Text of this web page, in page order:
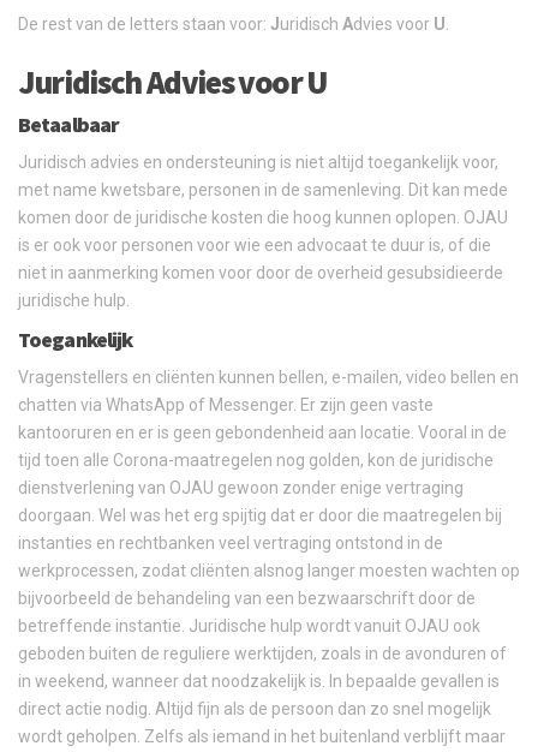
De rest van de letters staan voor: Juridisch Advies voor U
Juridisch Advies voor U
Betaalbaar
Juridisch advies en ondersteuning is niet altijd toegankelijk voor,
met name kwetsbare, personen in de samenleving. Dit kan mede
komen door de juridische kosten die hoog kunnen oplopen. OJAU
is er ook voor personen voor wie een advocaat te duur is, of die
niet in aanmerking komen voor door de overheid gesubsidieerde
juridische hulp.
Toegankelijk
Vragenstellers en cliënten kunnen bellen, e-mailen, video bellen en
chatten via WhatsApp of Messenger. Er zijn geen vaste
kantooruren en er is geen gebondenheid aan locatie. Vooral in de
tijd toen alle Corona-maatregelen nog golden, kon de juridische
dienstverlening van OJAU gewoon zonder enige vertraging
doorgaan. Wel was het erg spijtig dat er door die maatregelen bij
instanties en rechtbanken veel vertraging ontstond in de
werkprocessen, zodat cliënten alsnog langer moesten wachten op
bijvoorbeeld de behandeling van een bezwaarschrift door de
betreffende instantie. Juridische hulp wordt vanuit OJAU ook
geboden buiten de reguliere werktijden, zoals in de avonduren of
in weekend, wanneer dat noodzakelijk is. In bepaalde gevallen is
direct actie nodig. Altijd fijn als de persoon dan zo snel mogelijk
wordt geholpen. Zelfs als iemand in het buitenland verblijft maar